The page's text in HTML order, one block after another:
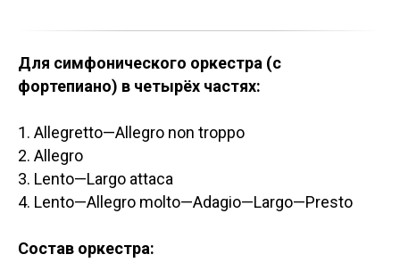
Для симфонического оркестра (с
фортепиано) в четырёх частях:
1. Allegretto—Allegro non troppo
2. Allegro
3. Lento—Largo attaca
4. Lento—Allegro molto—Adagio—Largo—Presto
Состав оркестра: